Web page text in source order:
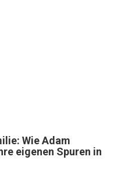
Wie Adam
eigenen Spuren in